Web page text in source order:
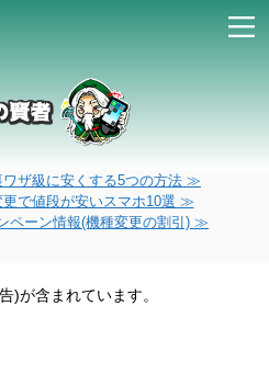
ワザ級に安くする5つの方法 ≫
更で値段が安いスマホ10選 ≫
ペーン情報(機種変更の割引) ≫
)が含まれています。